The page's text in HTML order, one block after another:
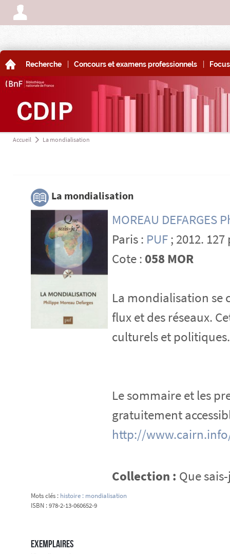
A
A Recherche | Concours et examens professionnels | Focus
Accueil a La mondialisation
3 La mondialisation
MOREAU DEFARGES
Paris : PUF; 2012. 127
Cote : 058 MOR
La mondialisation se
flux et des réseaux.
culturels et politiques.
Le sommaire et les
gratuitement
http://
Collection : Que
Mots clés : histoire : mondialisation
ISBN : 978-2-13-060652-9
Exemplaires